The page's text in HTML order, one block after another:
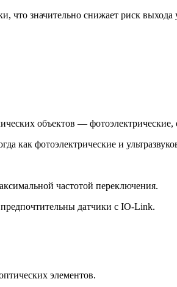
что значительно снижает риск
объектов — фотоэлектрические,
как фотоэлектрические и
частотой переключения.
датчики с IO-Link.
элементов.